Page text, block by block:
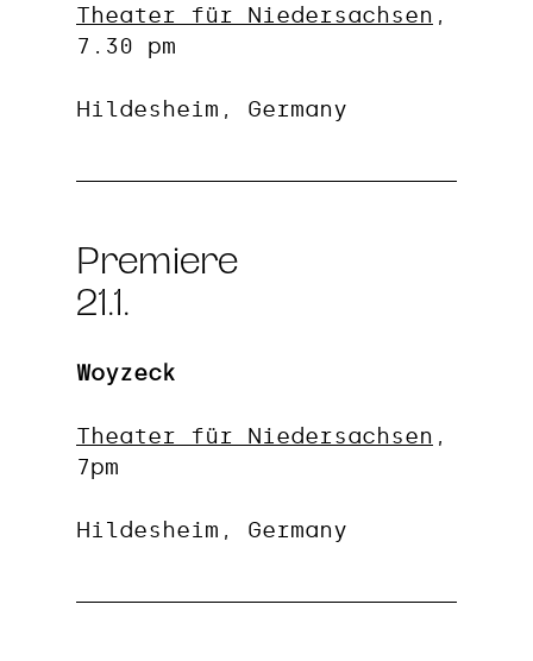
Theater für Niedersachsen ,
7.30 pm
Hildesheim, Germany
Premiere
21.1.
Woyzeck
Theater für Niedersachsen ,
7pm
Hildesheim, Germany